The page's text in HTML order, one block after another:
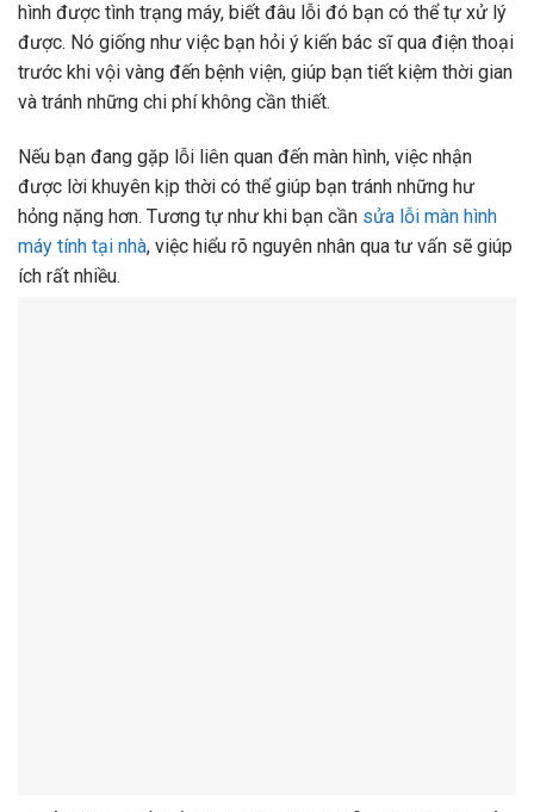
hình được tình trạng máy, biết đâu lỗi đó bạn có thể tự xử lý
được. Nó giống như việc bạn hỏi ý kiến bác sĩ qua điện thoại
trước khi vội vàng đến bệnh viện, giúp bạn tiết kiệm thời gian
và tránh những chi phí không cần thiết.
Nếu bạn đang gặp lỗi liên quan đến màn hình, việc nhận
được lời khuyên kịp thời có thể giúp bạn tránh những hư
hỏng nặng hơn. Tương tự như khi bạn cần sửa lỗi màn hình
máy tính tại nhà, việc hiểu rõ nguyên nhân qua tư vấn sẽ giúp
ích rất nhiều.